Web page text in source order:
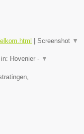
Screenshot ▼
Hovenier - ▼